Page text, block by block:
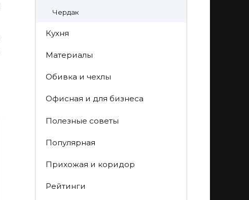
Чердак
Кухня
Материалы
Обивка и чехлы
Офисная и для бизнеса
Полезные советы
Популярная
Прихожая и коридор
Рейтинги